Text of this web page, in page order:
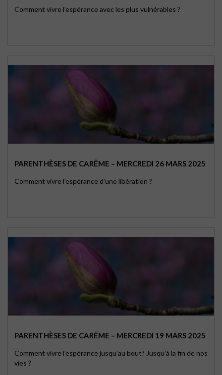
Comment vivre l’espérance avec les plus vulnérables ?
PARENTHÈSES DE CARÊME – MERCREDI 26 MARS 2025
Comment vivre l’espérance d’une libération ?
PARENTHÈSES DE CARÊME – MERCREDI 19 MARS 2025
Comment vivre l’espérance jusqu’au bout? Jusqu’à la fin de nos
vies ?